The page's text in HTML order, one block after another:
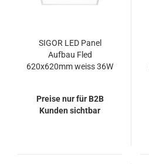
SIGOR LED Panel
Aufbau Fled
620x620mm weiss 36W
Preise nur für B2B
Kunden sichtbar